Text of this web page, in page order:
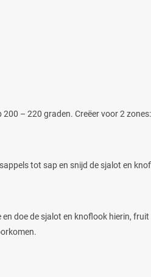
200 – 220 graden. Creëer voor 2
tot sap en snijd de sjalot en
doe de sjalot en knoflook hierin,